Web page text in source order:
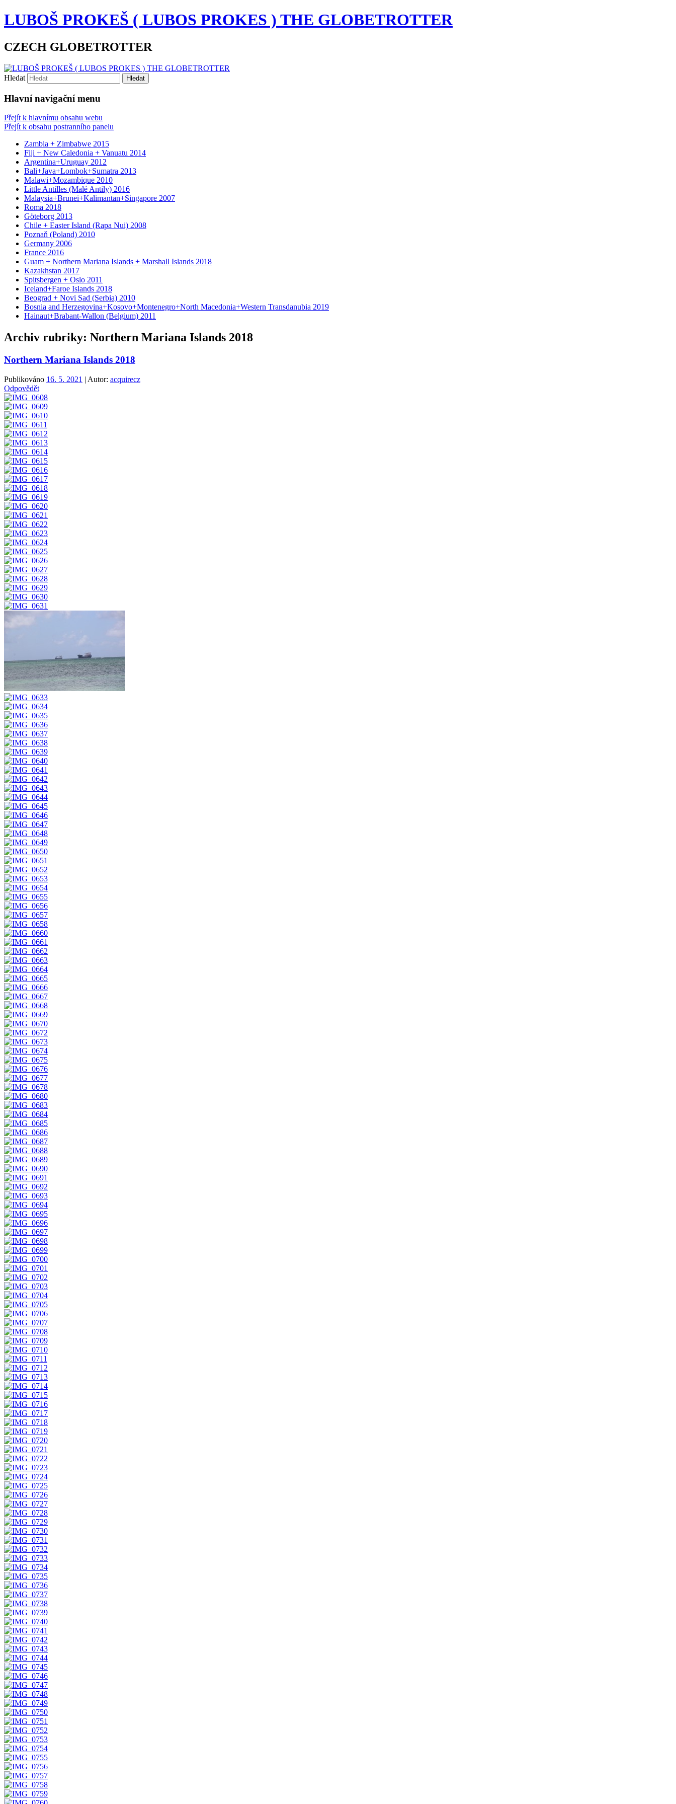
LUBOŠ PROKEŠ ( LUBOS PROKES ) THE GLOBETROTTER
CZECH GLOBETROTTER
Hledat
Hlavní navigační menu
Přejít k hlavnímu obsahu webu
Přejít k obsahu postranního panelu
Zambia + Zimbabwe 2015
Fiji + New Caledonia + Vanuatu 2014
Argentina+Uruguay 2012
Bali+Java+Lombok+Sumatra 2013
Malawi+Mozambique 2010
Little Antilles (Malé Antily) 2016
Malaysia+Brunei+Kalimantan+Singapore 2007
Roma 2018
Göteborg 2013
Chile + Easter Island (Rapa Nui) 2008
Poznaň (Poland) 2010
Germany 2006
France 2016
Guam + Northern Mariana Islands + Marshall Islands 2018
Kazakhstan 2017
Spitsbergen + Oslo 2011
Iceland+Faroe Islands 2018
Beograd + Novi Sad (Serbia) 2010
Bosnia and Herzegovina+Kosovo+Montenegro+North Macedonia+Western Transdanubia 2019
Hainaut+Brabant-Wallon (Belgium) 2011
Archiv rubriky: Northern Mariana Islands 2018
Northern Mariana Islands 2018
Publikováno 16. 5. 2021 | Autor: acquirecz
Odpovědět